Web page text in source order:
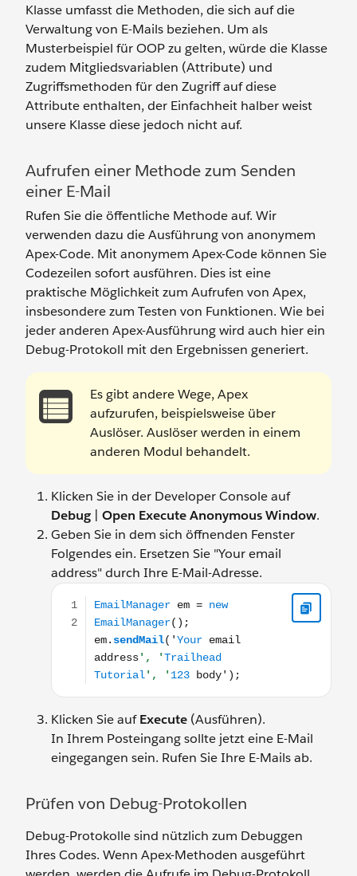
Klasse umfasst die Methoden, die sich auf die
Verwaltung von E-Mails beziehen. Um als
Musterbeispiel für OOP zu gelten, würde die Klasse
zudem Mitgliedsvariablen (Attribute) und
Zugriffsmethoden für den Zugriff auf diese
Attribute enthalten, der Einfachheit halber weist
unsere Klasse diese jedoch nicht auf.
Aufrufen einer Methode zum Senden
einer E-Mail
Rufen Sie die öffentliche Methode auf. Wir
verwenden dazu die Ausführung von anonymem
Apex-Code. Mit anonymem Apex-Code können Sie
Codezeilen sofort ausführen. Dies ist eine
praktische Möglichkeit zum Aufrufen von Apex,
insbesondere zum Testen von Funktionen. Wie bei
jeder anderen Apex-Ausführung wird auch hier ein
Debug-Protokoll mit den Ergebnissen generiert.
Es gibt andere Wege, Apex
aufzurufen, beispielsweise über
Auslöser. Auslöser werden in einem
anderen Modul behandelt.
Klicken Sie in der Developer Console auf
Debug
Open Execute Anonymous Window.
Geben Sie in dem sich öffnenden Fenster
Folgendes ein. Ersetzen Sie "Your email
address" durch Ihre E-Mail-Adresse.
EmailManager em = new EmailManager();
Klicken Sie aufExecute (Ausführen).
In Ihrem Posteingang sollte jetzt eine E-Mail
eingegangen sein. Rufen Sie Ihre E-Mails ab.
Prüfen von Debug-Protokollen
Debug-Protokolle sind nützlich zum Debuggen
Ihres Codes. Wenn Apex-Methoden ausgeführt